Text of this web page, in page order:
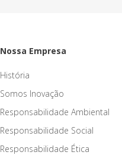
Nossa Empresa
História
Somos Inovação
Responsabilidade Ambiental
Responsabilidade Social
Responsabilidade Ética